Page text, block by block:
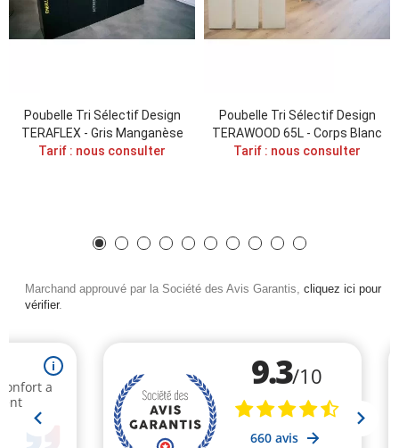
Poubelle Tri Sélectif Design
TERAFLEX - Gris Manganèse
Tarif : nous consulter
Poubelle Tri Sélectif Design
TERAWOOD 65L - Corps Blanc
Tarif : nous consulter
Marchand approuvé par la Société des Avis Garantis, cliquez ici pour
vérifier.